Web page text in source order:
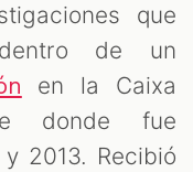
que
de un
en la Caixa
donde fue
2013. Recibió